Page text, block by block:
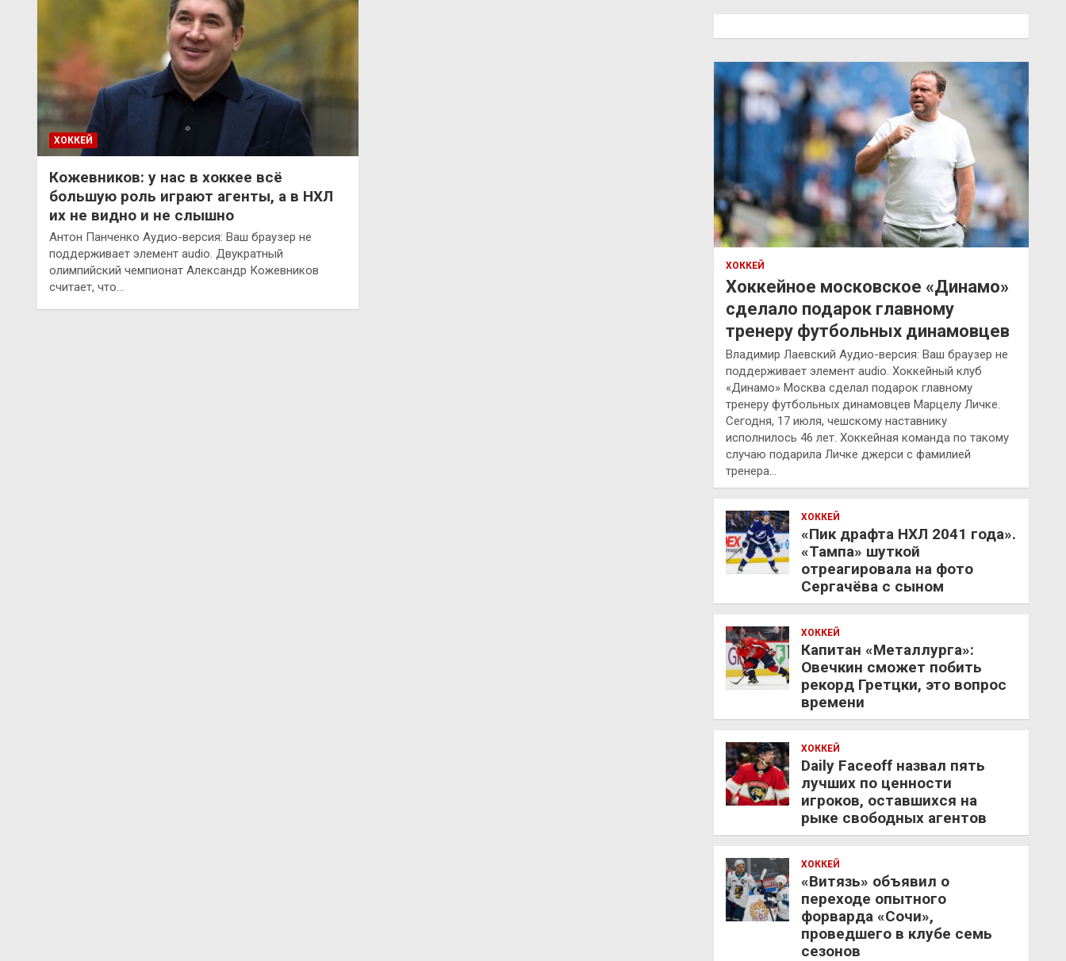
ХОККЕЙ
Кожевников: у нас в хоккее всё
большую роль играют агенты, а в НХЛ
их не видно и не слышно
Антон Панченко Аудио-версия: Ваш браузер не
поддерживает элемент audio. Двукратный
олимпийский чемпионат Александр Кожевников
считает, что…
ХОККЕЙ
Хоккейное московское «Динамо»
сделало подарок главному
тренеру футбольных динамовцев
Владимир Лаевский Аудио-версия: Ваш браузер не
поддерживает элемент audio. Хоккейный клуб
«Динамо» Москва сделал подарок главному
тренеру футбольных динамовцев Марцелу Личке.
Сегодня, 17 июля, чешскому наставнику
исполнилось 46 лет. Хоккейная команда по такому
случаю подарила Личке джерси с фамилией
тренера…
ХОККЕЙ
«Пик драфта НХЛ 2041 года».
«Тампа» шуткой
отреагировала на фото
Сергачёва с сыном
ХОККЕЙ
Капитан «Металлурга»:
Овечкин сможет побить
рекорд Гретцки, это вопрос
времени
ХОККЕЙ
Daily Faceoff назвал пять
лучших по ценности
игроков, оставшихся на
рыке свободных агентов
ХОККЕЙ
«Витязь» объявил о
переходе опытного
форварда «Сочи»,
проведшего в клубе семь
сезонов